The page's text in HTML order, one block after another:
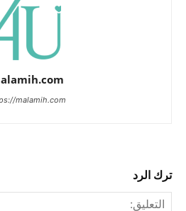
malamih.com
ترك الرد